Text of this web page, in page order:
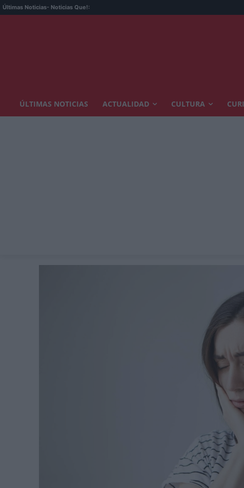
Últimas Noticias- Noticias Que!:
ÚLTIMAS NOTICIAS ACTUALIDAD CULTURA